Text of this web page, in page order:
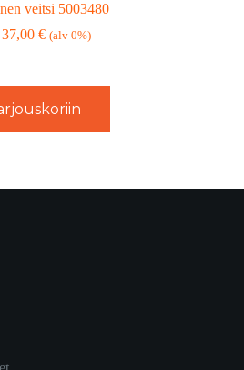
veitsi 5003480
37,00€ (alv 0%)